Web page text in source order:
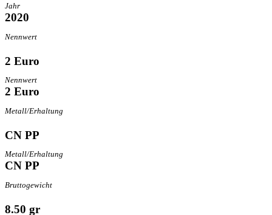
Jahr
2020
Nennwert
2 Euro
Nennwert
2 Euro
Metall/Erhaltung
CN PP
Metall/Erhaltung
CN PP
Bruttogewicht
8.50 gr